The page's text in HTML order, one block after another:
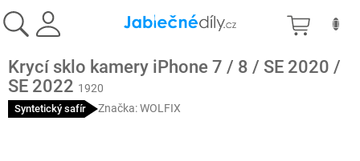
na
obsah
Krycí sklo kamery iPhone 7 / 8 / SE 2020 /
SE 2022 1920
Syntetický safír Značka:WOLFIX